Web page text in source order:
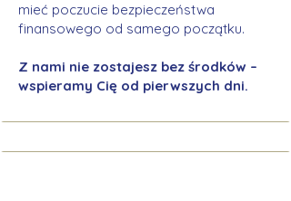
mieć poczucie bezpieczeństwa
finansowego od samego początku.
Z nami nie zostajesz bez środków –
wspieramy Cię od pierwszych dni.